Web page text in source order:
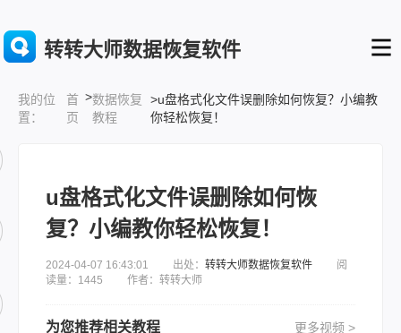
转转大师数据恢复软件
我的位
置：
首
页
>数据恢复
教程
>u盘格式化文件误删除如何恢复？小编教
你轻松恢复！
u盘格式化文件误删除如何恢
复？小编教你轻松恢复！
2024-04-07 16:43:01 出处： 转转大师数据恢复软件 阅
读量：1445 作者：转转大师
为您推荐相关教程 更多视频 >